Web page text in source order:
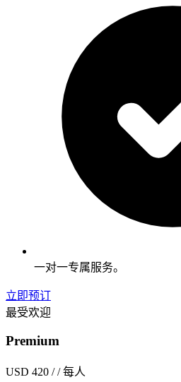
一对一专属服务。
立即预订
最受欢迎
Premium
USD 420 / / 每人